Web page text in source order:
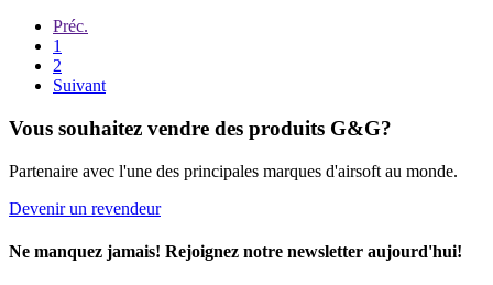
Préc.
1
2
Suivant
Vous souhaitez vendre des produits G&G?
Partenaire avec l'une des principales marques d'airsoft au monde.
Devenir un revendeur
Ne manquez jamais! Rejoignez notre newsletter aujourd'hui!